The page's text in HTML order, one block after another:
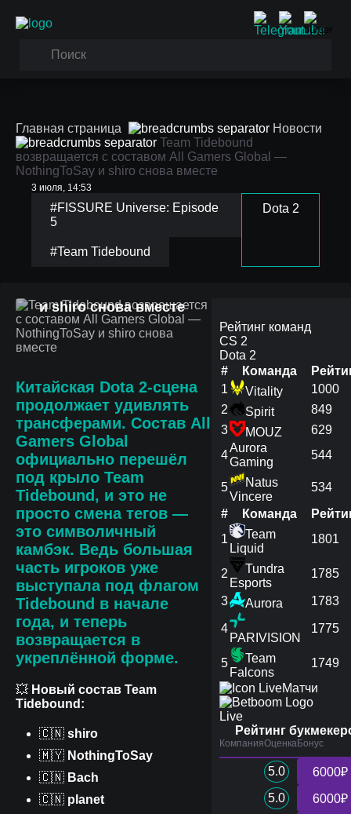
Главная страница
Новости
Team Tidebound
возвращается с составом All Gamers Global —
NothingToSay и shiro снова вместе
3 июля, 14:53
#FISSURE Universe: Episode
5
#Team Tidebound
Dota 2
возвращается с
и shiro снова вместе
Китайская Dota 2-сцена
продолжает удивлять
трансферами. Состав All
Gamers Global
официально перешёл
под крыло Team
Tidebound, и это не
просто смена тегов —
это символичный
камбэк. Ведь большая
часть игроков уже
выступала под флагом
Tidebound в начале
года, и теперь
возвращается в
укреплённой форме.
💥 Новый состав Team
Tidebound:
🇨🇳 shiro
🇲🇾 NothingToSay
🇨🇳 Bach
🇨🇳 planet
Рейтинг команд
CS 2
Dota 2
#
Команда
1
Vitality
1000
2
Spirit
849
3
MOUZ
629
4
Aurora
Gaming
544
5
Natus
Vincere
534
#
Команда
1
Team
Liquid
1801
2
Tundra
Esports
1785
3 Aurora 1783
4
PARIVISION
1775
5
Team
Falcons
1749
Матчи
Live
Рейтинг
КомпанияОценкаБонус
5.0
6000₽
5.0
6000₽